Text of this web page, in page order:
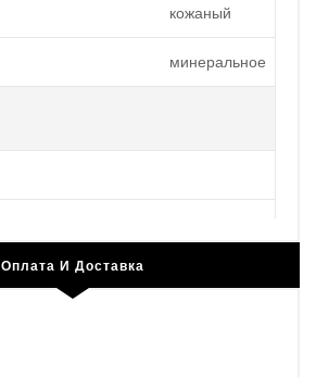
кожаный
минеральное
Оплата И Доставка